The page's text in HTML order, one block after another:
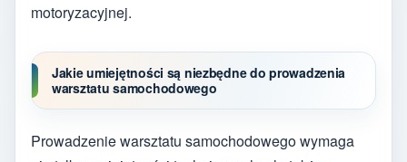
motoryzacyjnej.
Jakie umiejętności są niezbędne do prowadzenia
warsztatu samochodowego
Prowadzenie warsztatu samochodowego wymaga